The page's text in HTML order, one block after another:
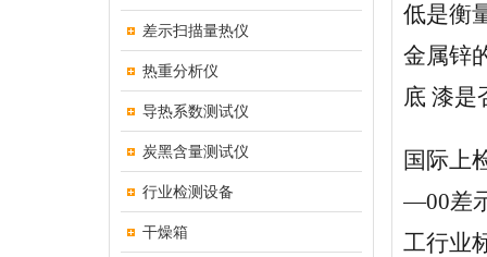
差示扫描量热仪
热重分析仪
导热系数测试仪
炭黑含量测试仪
行业检测设备
干燥箱
低是衡
金属锌
底 漆是
国际上
—00差
工行业